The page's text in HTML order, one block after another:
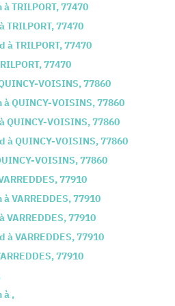
àTRILPORT,77470
TRILPORT,77470
àTRILPORT,77470
,77470
VOISINS,77860
àQUINCY-VOISINS,77860
QUINCY-VOISINS,77860
àQUINCY-VOISINS,77860
VOISINS,77860
,77910
àVARREDDES,77910
VARREDDES,77910
àVARREDDES,77910
,77910
à ,